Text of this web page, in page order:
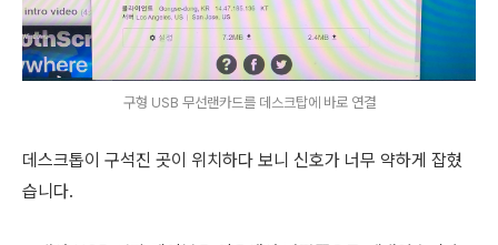
구형 USB 무선랜카드를 데스크탑에 바로 연결
데스크톱이 구석진 곳이 위치하다 보니 신호가 너무 약하게 잡혔
습니다.